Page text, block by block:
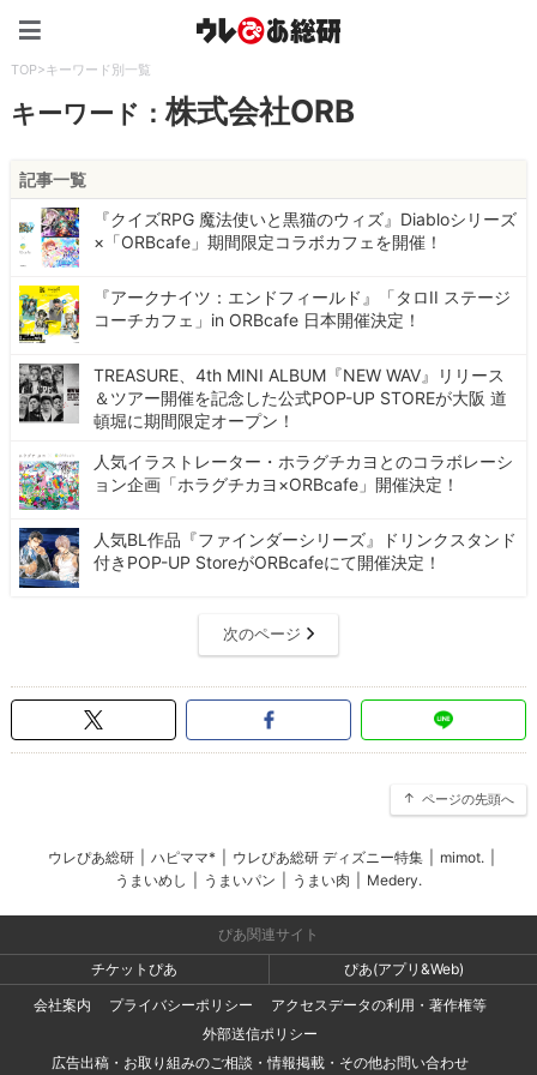
TOP>キーワード別一覧
キーワード：株式会社ORB
記事一覧
『クイズRPG 魔法使いと黒猫のウィズ』Diabloシリーズ
×「ORBcafe」期間限定コラボカフェを開催！
『アークナイツ：エンドフィールド』「タロII ステージ
コーチカフェ」in ORBcafe 日本開催決定！
TREASURE、4th MINI ALBUM『NEW WAV』リリース
＆ツアー開催を記念した公式POP-UP STOREが大阪 道
頓堀に期間限定オープン！
人気イラストレーター・ホラグチカヨとのコラボレーシ
ョン企画「ホラグチカヨ×ORBcafe」開催決定！
人気BL作品『ファインダーシリーズ』ドリンクスタンド
付きPOP-UP StoreがORBcafeにて開催決定！
次のページ
ページの先頭へ
ウレぴあ総研 ハピママ* ウレぴあ総研 ディズニー特集 mimot.
うまいめし
うまいパン うまい肉 Medery.
ぴあ関連サイト
チケットぴあ
ぴあ(アプリ&Web)
会社案内
プライバシーポリシー
アクセスデータの利用・著作権等
外部送信ポリシー
広告出稿・お取り組みのご相談・情報掲載・その他お問い合わせ